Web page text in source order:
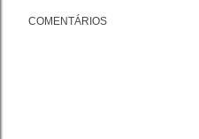
COMENTÁRIOS